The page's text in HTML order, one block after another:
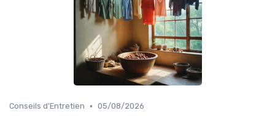
Conseils d'Entretien • 05/08/2026